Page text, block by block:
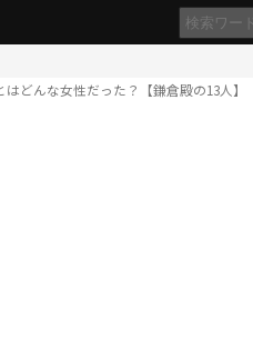
どんな女性だった？【鎌倉殿の13人】